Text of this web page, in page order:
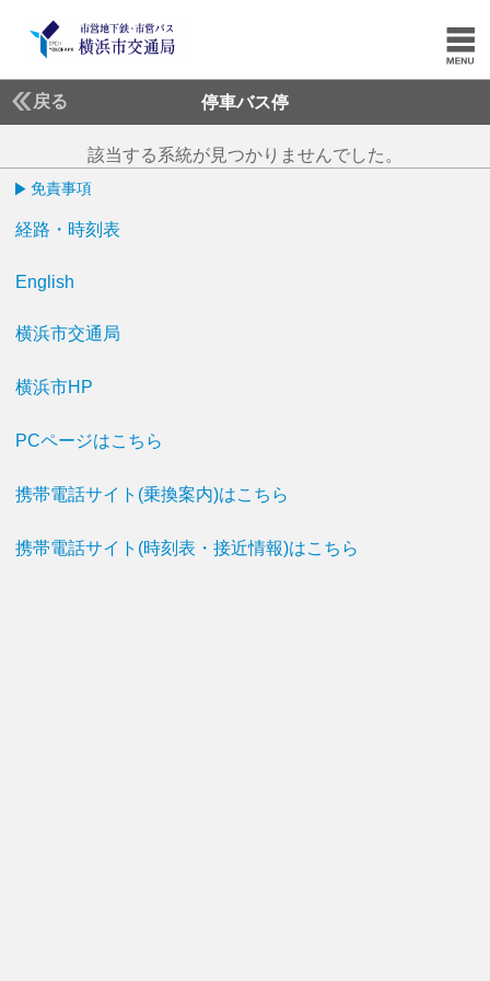
戻る 停車バス停
該当する系統が見つかりませんでした。
免責事項
経路・時刻表
English
横浜市交通局
横浜市HP
PCページはこちら
携帯電話サイト(乗換案内)はこちら
携帯電話サイト(時刻表・接近情報)はこちら